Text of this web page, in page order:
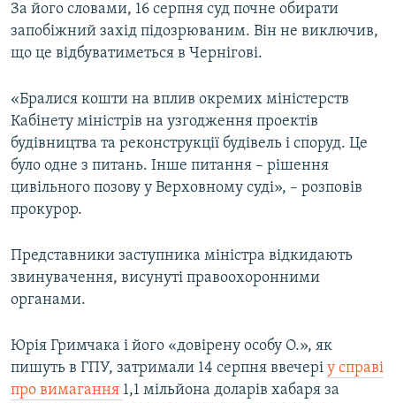
За його словами, 16 серпня суд почне обирати
запобіжний захід підозрюваним. Він не виключив,
що це відбуватиметься в Чернігові.
«Бралися кошти на вплив окремих міністерств
Кабінету міністрів на узгодження проектів
будівництва та реконструкції будівель і споруд. Це
було одне з питань. Інше питання – рішення
цивільного позову у Верховному суді», – розповів
прокурор.
Представники заступника міністра відкидають
звинувачення, висунуті правоохоронними
органами.
Юрія Гримчака і його «довірену особу О.», як
пишуть в ГПУ, затримали 14 серпня ввечері у справі
про вимагання 1,1 мільйона доларів хабаря за